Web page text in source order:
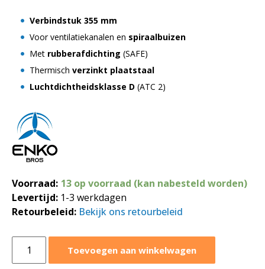
Verbindstuk 355 mm
Voor ventilatiekanalen en spiraalbuizen
Met rubberafdichting (SAFE)
Thermisch verzinkt plaatstaal
Luchtdichtheidsklasse D (ATC 2)
Voorraad: 13 op voorraad (kan nabesteld worden)
Levertijd: 1-3 werkdagen
Retourbeleid: Bekijk ons retourbeleid
voor
Toevoegen aan winkelwagen